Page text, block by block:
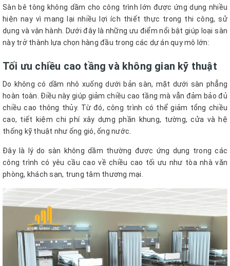
Sàn bê tông không dầm cho công trình lớn được ứng dụng nhiều
hiện nay vì mang lại nhiều lợi ích thiết thực trong thi công, sử
dụng và vận hành. Dưới đây là những ưu điểm nổi bật giúp loại sàn
này trở thành lựa chọn hàng đầu trong các dự án quy mô lớn:
Tối ưu chiều cao tầng và không gian kỹ thuật
Do không có dầm nhô xuống dưới bản sàn, mặt dưới sàn phẳng
hoàn toàn. Điều này giúp giảm chiều cao tầng mà vẫn đảm bảo đủ
chiều cao thông thủy. Từ đó, công trình có thể giảm tổng chiều
cao, tiết kiệm chi phí xây dựng phần khung, tường, cửa và hệ
thống kỹ thuật như ống gió, ống nước.
Đây là lý do sàn không dầm thường được ứng dụng trong các
công trình có yêu cầu cao về chiều cao tối ưu như tòa nhà văn
phòng, khách sạn, trung tâm thương mại.